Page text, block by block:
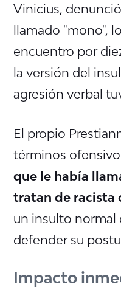
Vinicius,
llamado "mono",
encuentro por
la versión del
agresión verbal
El propio
términos
que le había
tratan de racista
un insulto normal
defender su
Impacto